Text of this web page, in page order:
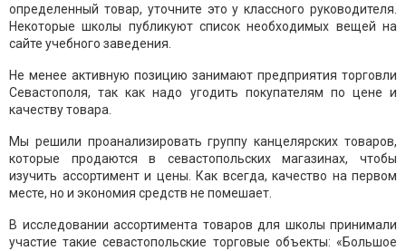
определенный товар, уточните это у классного руководителя.
Некоторые школы публикуют список необходимых вещей на
сайте учебного заведения.
Не менее активную позицию занимают предприятия торговли
Севастополя, так как надо угодить покупателям по цене и
качеству товара.
Мы решили проанализировать группу канцелярских товаров,
которые продаются в севастопольских магазинах, чтобы
изучить ассортимент и цены. Как всегда, качество на первом
месте, но и экономия средств не помешает.
В исследовании ассортимента товаров для школы принимали
участие такие севастопольские торговые объекты: «Большое